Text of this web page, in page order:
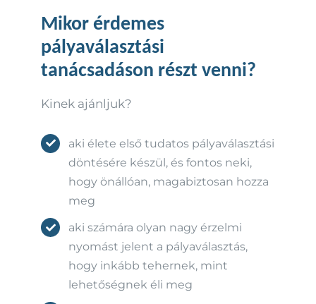
Mikor érdemes
pályaválasztási
tanácsadáson részt venni?
Kinek ajánljuk?
aki élete első tudatos pályaválasztási
döntésére készül, és fontos neki,
hogy önállóan, magabiztosan hozza
meg
aki számára olyan nagy érzelmi
nyomást jelent a pályaválasztás,
hogy inkább tehernek, mint
lehetőségnek éli meg